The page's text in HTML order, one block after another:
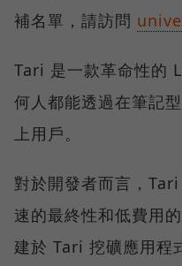
補名單，請訪問
Tari 是一款革命性的
何人都能透過在筆記
上用戶。
對於開發者而言，
速的最終性和低費用
建於 Tari 挖礦應用程